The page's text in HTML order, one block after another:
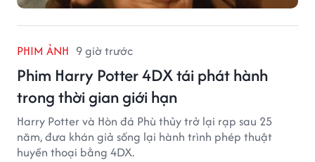
PHIM ẢNH 9 giờ trước
Phim Harry Potter 4DX tái phát hành
trong thời gian giới hạn
Harry Potter và Hòn đá Phù thủy trở lại rạp sau 25
năm, đưa khán giả sống lại hành trình phép thuật
huyền thoại bằng 4DX.